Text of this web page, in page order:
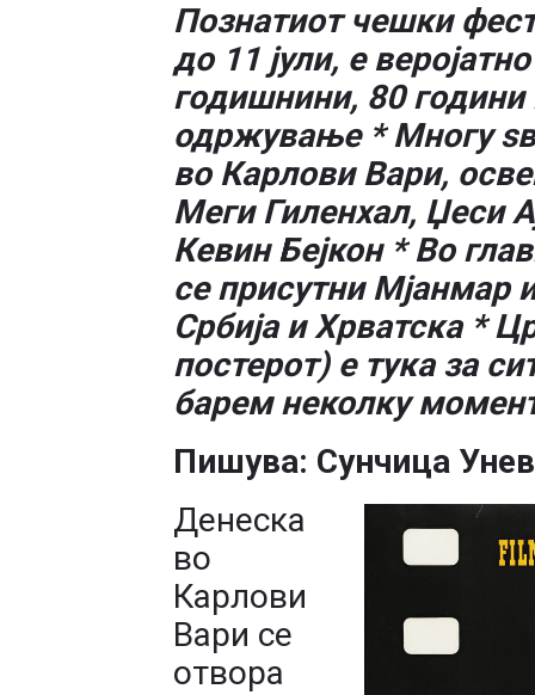
Познатиот чешки
до 11 јули, е
годишнини, 80
одржување * Многу
во Карлови Вари,
Меги Гиленхал, Џеси
Кевин Бејкон * Во
се присутни Мјанмар
Србија и Хрватска *
постерот) е тука за
барем неколку
Пишува: Сунчица
Денеска
во
Карлови
Вари се
отвора